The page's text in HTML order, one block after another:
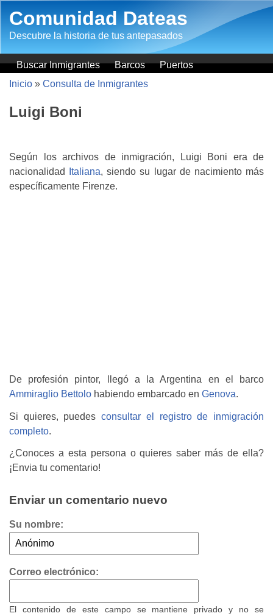
Comunidad Dateas
Descubre la historia de tus antepasados
Buscar Inmigrantes Barcos
Puertos
Inicio » Consulta de Inmigrantes
Luigi Boni
Según los archivos de inmigración, Luigi Boni era de
nacionalidad
Italiana, siendo su lugar de nacimiento más
específicamente Firenze.
De profesión pintor, llegó a la Argentina en el barco
Ammiraglio Bettolo habiendo embarcado en Genova.
Si quieres, puedesconsultar el registro de inmigración
completo.
¿Conoces a esta persona o quieres saber más de ella?
¡Envia tu comentario!
Enviar un comentario nuevo
Su nombre:
Correo electrónico:
El contenido de este campo se mantiene privado y no se